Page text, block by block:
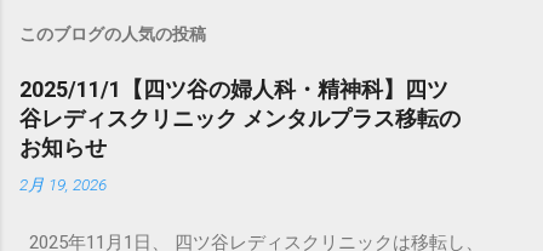
このブログの人気の投稿
2025/11/1【四ツ谷の婦人科・精神科】四ツ
谷レディスクリニック メンタルプラス移転の
お知らせ
2月 19, 2026
2025年11月1日、 四ツ谷レディスクリニックは移転し、